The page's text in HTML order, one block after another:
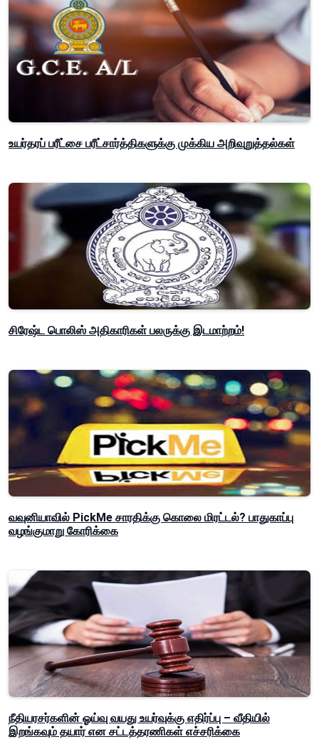
உயர்தரப் பரீட்சை பரீட்சார்த்திகளுக்கு முக்கிய அறிவுறுத்தல்கள்
சிரேஷ்ட பொலிஸ் அதிகாரிகள் பலருக்கு இடமாற்றம்!
வவுனியாவில் PickMe சாரதிக்கு கொலை மிரட்டல்? பாதுகாப்பு
வழங்குமாறு கோரிக்கை
நீதியரசர்களின் ஓய்வு வயது உயர்வுக்கு எதிர்ப்பு – வீதியில்
இறங்கவும் தயார் என சட்டத்தரணிகள் எச்சரிக்கை